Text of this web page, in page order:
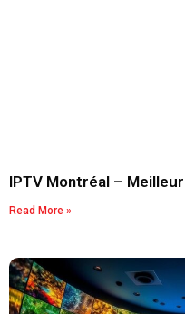
IPTV Montréal –
Read More »